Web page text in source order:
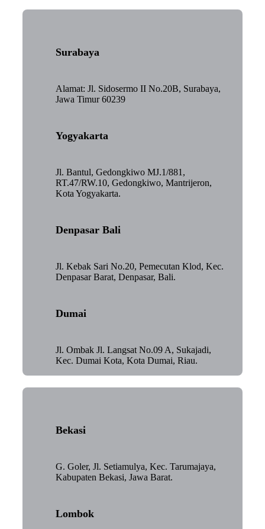
Surabaya
Alamat: Jl. Sidosermo II No.20B, Surabaya,
Jawa Timur 60239
Yogyakarta
Jl. Bantul, Gedongkiwo MJ.1/881,
RT.47/RW.10, Gedongkiwo, Mantrijeron,
Kota Yogyakarta.
Denpasar Bali
Jl. Kebak Sari No.20, Pemecutan Klod, Kec.
Denpasar Barat, Denpasar, Bali.
Dumai
Jl. Ombak Jl. Langsat No.09 A, Sukajadi,
Kec. Dumai Kota, Kota Dumai, Riau.
Bekasi
G. Goler, Jl. Setiamulya, Kec. Tarumajaya,
Kabupaten Bekasi, Jawa Barat.
Lombok